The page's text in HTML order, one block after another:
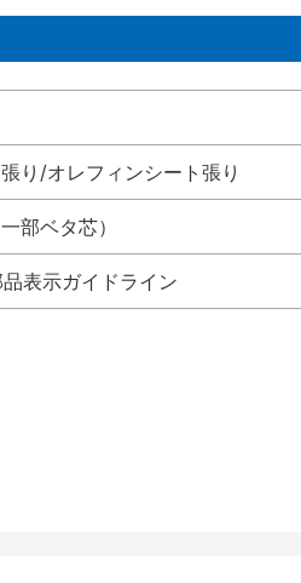
り/オレフィンシート張り
部ベタ芯）
示ガイドライン